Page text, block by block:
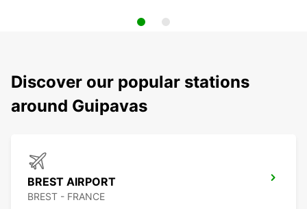
Discover our popular stations
around Guipavas
BREST AIRPORT
BREST - FRANCE